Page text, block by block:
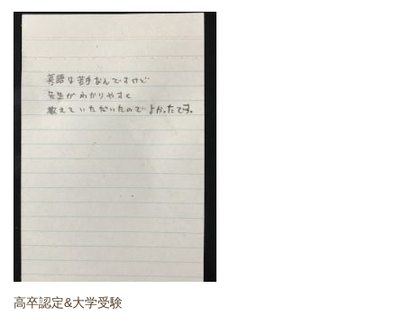
高卒認定試験とは
高卒認定試験にかかる費用
どうやって勉強する？
オンライン個別指導
アクセス情報
高卒認定&大学受験